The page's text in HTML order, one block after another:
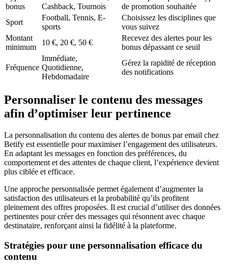
bonus
Cashback, Tournois
de promotion souhaitée
Sport
Football, Tennis, E-
sports
Choisissez les disciplines que
vous suivez
Montant
minimum
10 €, 20 €, 50 €
Recevez des alertes pour les
bonus dépassant ce seuil
Fréquence
Immédiate,
Quotidienne,
Hebdomadaire
Gérez la rapidité de réception
des notifications
Personnaliser le contenu des messages
afin d’optimiser leur pertinence
La personnalisation du contenu des alertes de bonus par email chez
Betify est essentielle pour maximiser l’engagement des utilisateurs.
En adaptant les messages en fonction des préférences, du
comportement et des attentes de chaque client, l’expérience devient
plus ciblée et efficace.
Une approche personnalisée permet également d’augmenter la
satisfaction des utilisateurs et la probabilité qu’ils profitent
pleinement des offres proposées. Il est crucial d’utiliser des données
pertinentes pour créer des messages qui résonnent avec chaque
destinataire, renforçant ainsi la fidélité à la plateforme.
Stratégies pour une personnalisation efficace du
contenu